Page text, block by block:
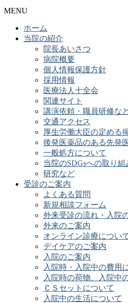
MENU
ホーム
当院の紹介
院長あいさつ
病院概要
個人情報保護方針
採用情報
医療法人十全会
関連サイト
講演依頼・職員研修な
交通アクセス
厚生労働大臣の定める
後発医薬品のある先発
一般処方について
当院のSDGsへの取り組
研究など
受診のご案内
よくある質問
新規相談フォーム
外来受診の流れ・入院
外来のご案内
オンライン診療につい
デイケアのご案内
入院のご案内
入院時・入院中の費用
入院時の荷物、入院中
ＣＳセットについて
入院中の生活について